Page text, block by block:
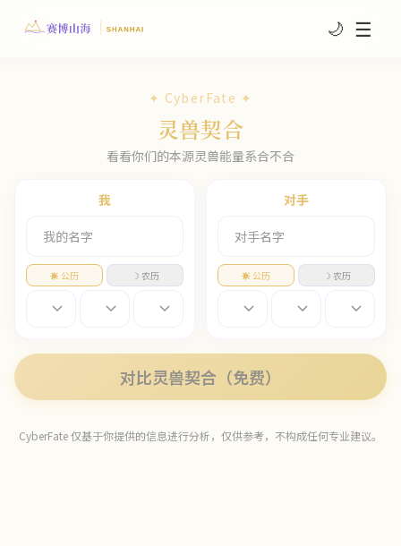
🌙 ☰
✦ CyberFate ✦
灵兽契合
看看你们的本源灵兽能量系合不合
我
☀ 公历 ☽ 农历
对手
☀ 公历 ☽ 农历
对比灵兽契合（免费）
CyberFate 仅基于你提供的信息进行分析，仅供参考，不构成任何专业建议。